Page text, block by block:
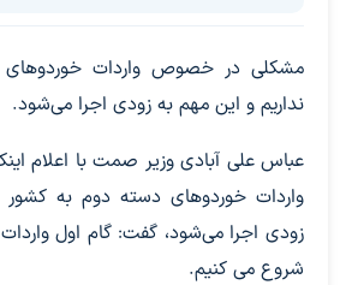
مشکلی در خصوص واردات
نداریم و این مهم به زودی اجرا می‌شود.
عباس علی آبادی وزیر صمت با اعلام
واردات خوردوهای دسته دوم به کشور
زودی اجرا می‌شود، گفت: گام اول واردات
شروع می کنیم.